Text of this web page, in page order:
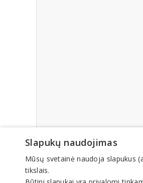
Slapukų naudojimas
Mūsų svetainė naudoja slapukus
tikslais.